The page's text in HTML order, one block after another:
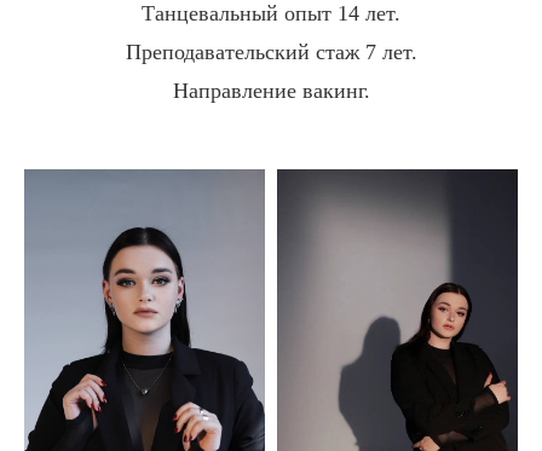
Танцевальный опыт 14 лет.
Преподавательский стаж7 лет.
Направлениевакинг.